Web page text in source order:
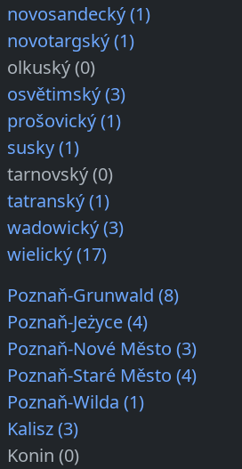
novosandecký (1)
novotargský (1)
olkuský (0)
osvětimský (3)
prošovický (1)
susky (1)
tarnovský (0)
tatranský (1)
wadowický (3)
wielický (17)
Poznaň-Grunwald (8)
Poznaň-Jeżyce (4)
Poznaň-Nové Město (3)
Poznaň-Staré Město (4)
Poznaň-Wilda (1)
Kalisz (3)
Konin (0)